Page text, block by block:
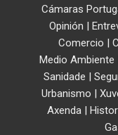
Cámaras
Opinión |
Comercio |
Medio Ambiente
Sanidade |
Urbanismo |
Axenda|